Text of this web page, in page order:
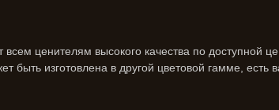
всем ценителям высокого качества по доступной
быть изготовлена в другой цветовой гамме, есть